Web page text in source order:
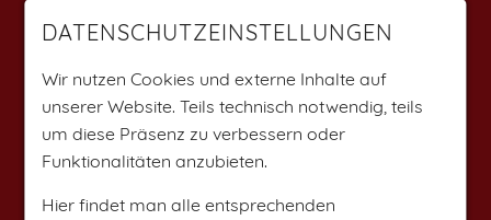
DATENSCHUTZEINSTELLUNGEN
Wir nutzen Cookies und externe Inhalte auf
unserer Website. Teils technisch notwendig, teils
um diese Präsenz zu verbessern oder
Funktionalitäten anzubieten.
Hier findet man alle entsprechenden